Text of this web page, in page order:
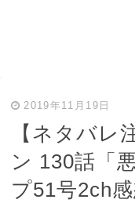
2019年11月19日
【ネタバレ
ン 130話「
プ51号2ch